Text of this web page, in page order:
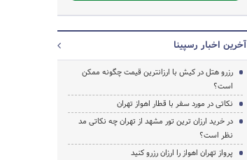
آخرین اخبار رسپینا
رزرو هتل در کیش با ارزانترین قیمت چگونه ممکن
است؟
نکاتی در مورد سفر با قطار اهواز تهران
در خرید ارزان ترین تور مشهد از تهران چه نکاتی مد
نظر است؟
پرواز تهران اهواز را ارزان رزرو کنید